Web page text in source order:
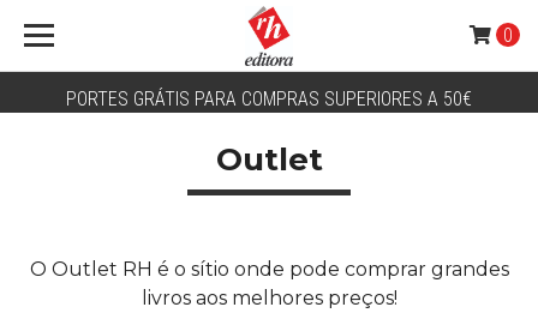
PORTES GRÁTIS PARA COMPRAS SUPERIORES A 50€
0
Outlet
O Outlet RH é o sítio onde pode comprar grandes
livros aos melhores preços!